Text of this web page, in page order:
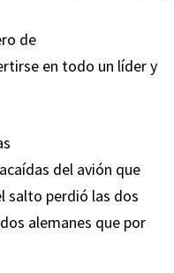
de
en todo un líder y
del avión que
salto perdió las dos
alemanes que por